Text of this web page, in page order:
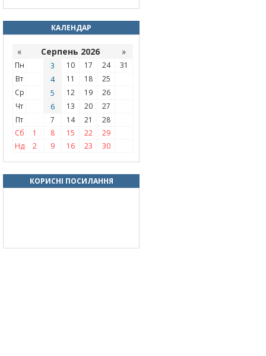
КАЛЕНДАР
« Серпень 2026 »
Пн 3 10 17 24
31
Вт
4 11 18
25
Ср
5 12 19
26
Чт
6 13 20
27
Пт
7 14 21
28
Сб
1 8 15 22
29
Нд
2 9 16 23 30
КОРИСНІ ПОСИЛАННЯ